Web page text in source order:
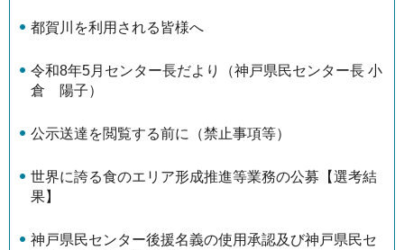
都賀川を利用される皆様へ
令和8年5月センター長だより（神戸県民センター長 小
倉 陽子）
公示送達を閲覧する前に（禁止事項等）
世界に誇る食のエリア形成推進等業務の公募【選考結
果】
神戸県民センター後援名義の使用承認及び神戸県民セ